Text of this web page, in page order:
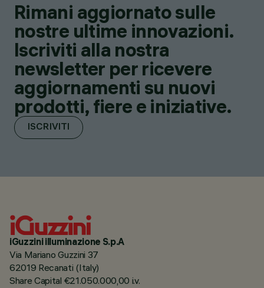
Rimani aggiornato sulle
nostre ultime innovazioni.
Iscriviti alla nostra
newsletter per ricevere
aggiornamenti su nuovi
prodotti, fiere e iniziative.
ISCRIVITI
iGuzzini illuminazione S.p.A
Via Mariano Guzzini 37
62019 Recanati (Italy)
Share Capital €21.050.000,00 i.v.